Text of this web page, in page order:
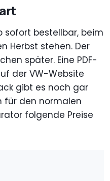
sofort bestellbar, beim
Herbst stehen. Der
später. Eine PDF-
der VW-Website
gibt es noch gar
für den normalen
folgende Preise